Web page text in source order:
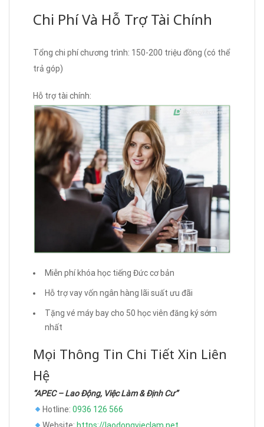
Chi Phí Và Hỗ Trợ Tài Chính
Tổng chi phí chương trình: 150-200 triệu đồng (có thể
trả góp)
Hỗ trợ tài chính:
Miễn phí khóa học tiếng Đức cơ bản
Hỗ trợ vay vốn ngân hàng lãi suất ưu đãi
Tặng vé máy bay cho 50 học viên đăng ký sớm
nhất
Mọi Thông Tin Chi Tiết Xin Liên
Hệ
“APEC – Lao Động, Việc Làm & Định Cư”
Hotline: 0936 126 566